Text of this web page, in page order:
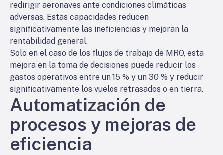
redirigir aeronaves ante condiciones climáticas
adversas. Estas capacidades reducen
significativamente las ineficiencias y mejoran la
rentabilidad general.
Solo en el caso de los flujos de trabajo de MRO, esta
mejora en la toma de decisiones puede reducir los
gastos operativos entre un 15 % y un 30 % y reducir
significativamente los vuelos retrasados o en tierra.
Automatización de
procesos y mejoras de
eficiencia